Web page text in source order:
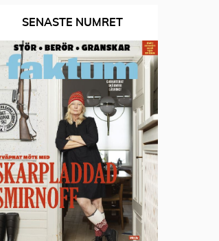
SENASTE NUMRET